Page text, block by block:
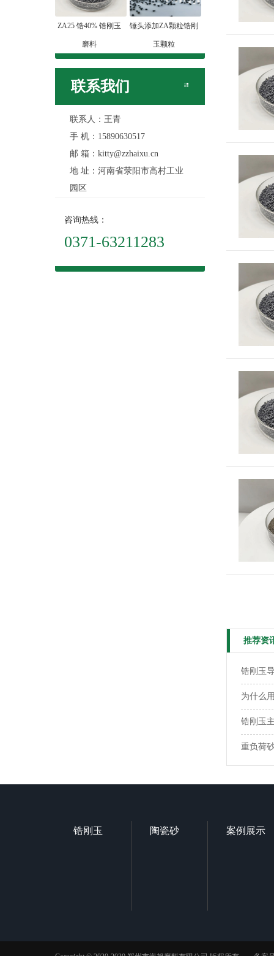
ZA25 锆40% 锆刚玉
磨料
锤头添加ZA颗粒锆刚
玉颗粒
联系我们
联系人：王青
手 机：15890630517
邮 箱：kitty@zzhaixu.cn
地 址：河南省荥阳市高村工业
园区
咨询热线：
0371-63211283
推荐资
锆刚玉
为什么
锆刚玉
重负荷
锆刚玉 陶瓷砂 案例展示